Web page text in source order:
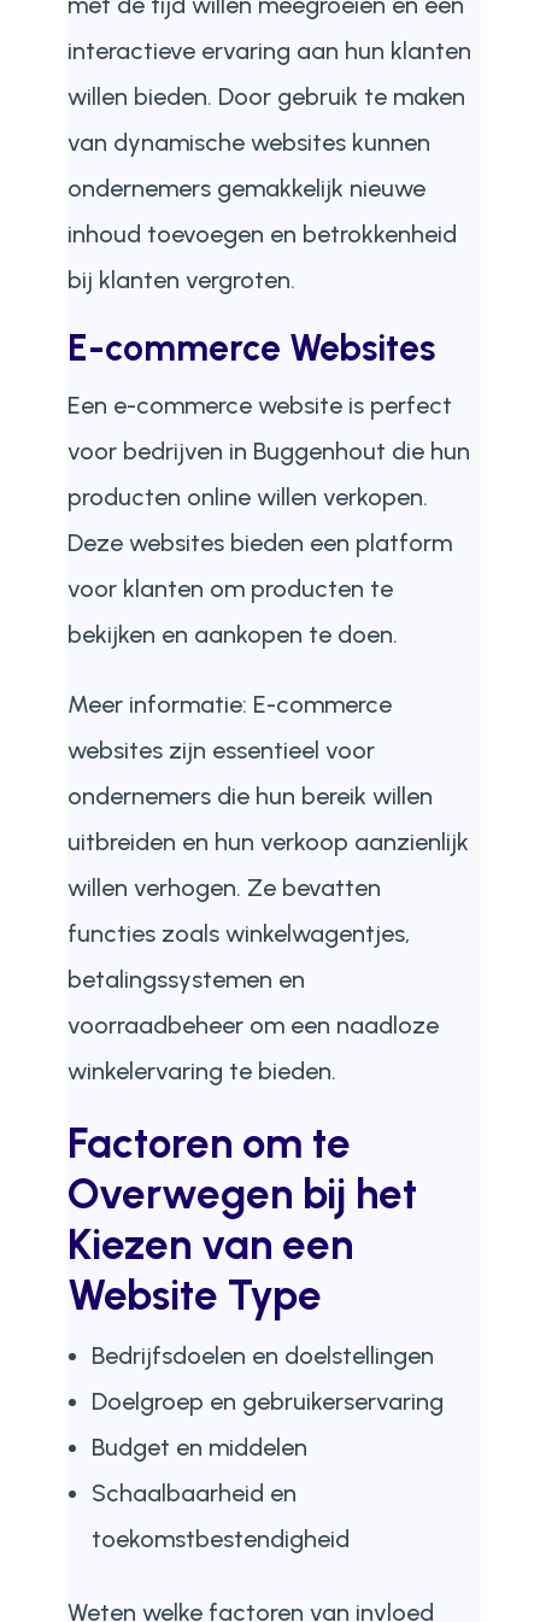
interactieve ervaring aan hun klanten
willen bieden. Door gebruik te maken
van dynamische websites kunnen
ondernemers gemakkelijk nieuwe
inhoud toevoegen en betrokkenheid
bij klanten vergroten.
E-commerce Websites
Een e-commerce website is perfect
voor bedrijven in Buggenhout die hun
producten online willen verkopen.
Deze websites bieden een platform
voor klanten om producten te
bekijken en aankopen te doen.
Meer informatie: E-commerce
websites zijn essentieel voor
ondernemers die hun bereik willen
uitbreiden en hun verkoop aanzienlijk
willen verhogen. Ze bevatten
functies zoals winkelwagentjes,
betalingssystemen en
voorraadbeheer om een naadloze
winkelervaring te bieden.
Factoren om te
Overwegen bij het
Kiezen van een
Website Type
Bedrijfsdoelen en doelstellingen
Doelgroep en gebruikerservaring
Budget en middelen
Schaalbaarheid en
toekomstbestendigheid
Weten welke factoren van invloed